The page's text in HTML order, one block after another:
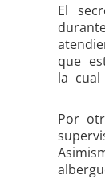
El
que
la cual
Por